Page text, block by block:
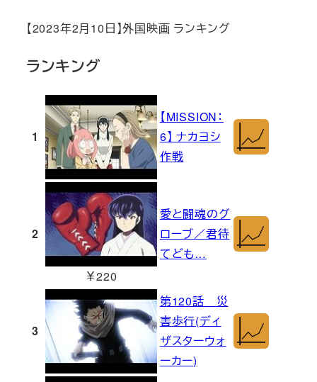
【2023年2月10日】外国映画 ランキング
ランキング
1
【MISSION：
6】 ナカヨシ
作戦
2
￥220
愛と闘魂のグ
ローブ／君待
てども…
3
第120話 災
害歩行(ディ
ザスターウォ
ーカー)